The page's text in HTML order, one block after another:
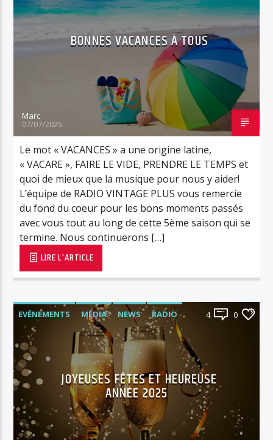
RÉTRO/VINTAGE
RVPLUS
BONNES VACANCES À TOUS
Marc
07/07/2025
Le mot « VACANCES » a une origine latine,
« VACARE », FAIRE LE VIDE, PRENDRE LE TEMPS et
quoi de mieux que la musique pour nous y aider!
L’équipe de RADIO VINTAGE PLUS vous remercie
du fond du coeur pour les bons moments passés
avec vous tout au long de cette 5ème saison qui se
termine. Nous continuerons […]
LIRE L'ARTICLE
EVÉNEMENTS MÉDIA NEWS
RADIO
RÉTRO/VINTAGE
RVPLUS
4 0
JOYEUSES FÊTES ET HEUREUSE
ANNÉE 2025